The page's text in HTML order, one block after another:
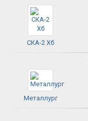
СКА-2 Хб
Металлург